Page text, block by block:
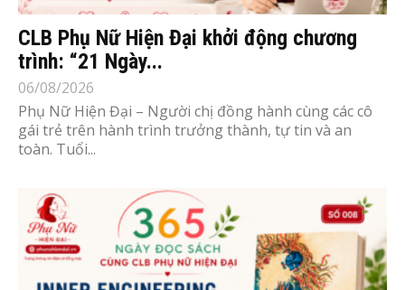
CLB Phụ Nữ Hiện Đại khởi động chương
trình: “21 Ngày...
06/08/2026
Phụ Nữ Hiện Đại – Người chị đồng hành cùng các cô
gái trẻ trên hành trình trưởng thành, tự tin và an
toàn. Tuổi...